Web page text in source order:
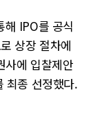
해 IPO를 공식
상장 절차에
사에 입찰제안
최종 선정했다.